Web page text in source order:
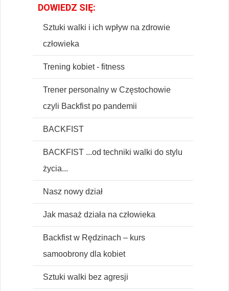
DOWIEDZ SIĘ:
Sztuki walki i ich wpływ na zdrowie
człowieka
Trening kobiet - fitness
Trener personalny w Częstochowie
czyli Backfist po pandemii
BACKFIST
BACKFIST ...od techniki walki do stylu
życia...
Nasz nowy dział
Jak masaż działa na człowieka
Backfist w Rędzinach – kurs
samoobrony dla kobiet
Sztuki walki bez agresji